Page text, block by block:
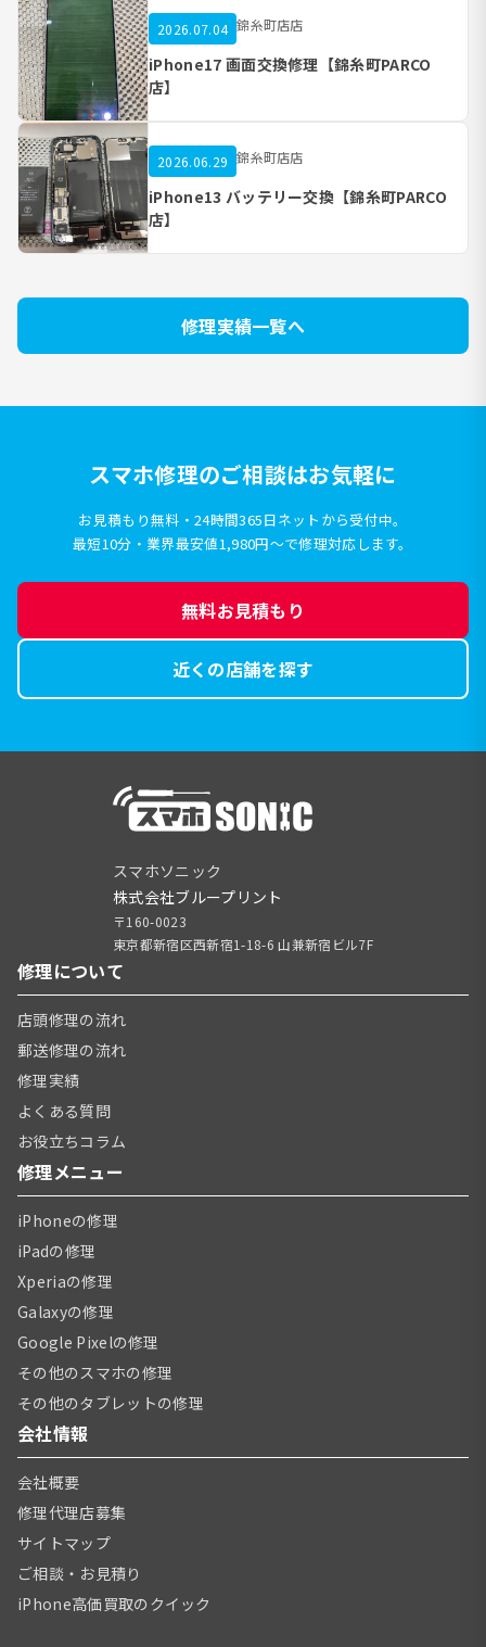
2026.07.04 錦糸町店店
iPhone17 画面交換修理【錦糸町PARCO
店】
2026.06.29 錦糸町店店
iPhone13 バッテリー交換【錦糸町PARCO
店】
修理実績一覧へ
スマホ修理のご相談はお気軽に
お見積もり無料・24時間365日ネットから受付中。
最短10分・業界最安値1,980円〜で修理対応します。
無料お見積もり
近くの店舗を探す
スマホソニック
株式会社ブループリント
〒160-0023
東京都新宿区西新宿1-18-6 山兼新宿ビル7F
修理について
店頭修理の流れ
郵送修理の流れ
修理実績
よくある質問
お役立ちコラム
修理メニュー
iPhoneの修理
iPadの修理
Xperiaの修理
Galaxyの修理
Google Pixelの修理
その他のスマホの修理
その他のタブレットの修理
会社情報
会社概要
修理代理店募集
サイトマップ
ご相談・お見積り
iPhone高価買取のクイック